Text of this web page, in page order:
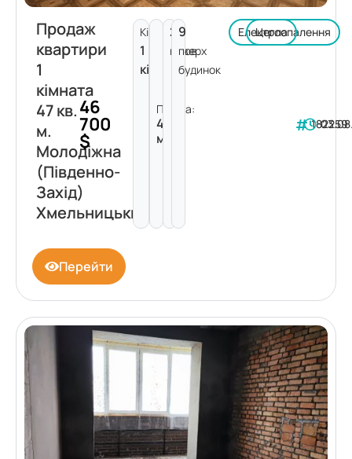
Продаж
квартири
1
кімната
47 кв.
м.
Молодіжна
(Південно-
Захід)
Хмельницький
46
700
$
Кімнат:
1
кімната
Площа:
47
м²
2
поверх
9
пов.
будинок
Електроопалення
Цегла
182259
Перейти